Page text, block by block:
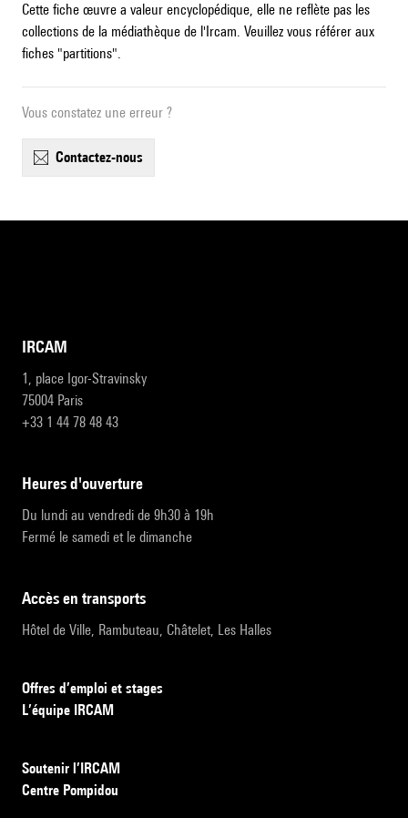
Cette fiche œuvre a valeur encyclopédique, elle ne reflète pas les
collections de la médiathèque de l'Ircam. Veuillez vous référer aux
fiches "partitions".
Vous constatez une erreur ?
contactez-nous
IRCAM
1, place Igor-Stravinsky
75004 Paris
+33 1 44 78 48 43
heures d'ouverture
Du lundi au vendredi de 9h30 à 19h
Fermé le samedi et le dimanche
accès en transports
Hôtel de Ville, Rambuteau, Châtelet, Les Halles
Offres d’emploi et stages
L’équipe IRCAM
Soutenir l’IRCAM
Centre Pompidou